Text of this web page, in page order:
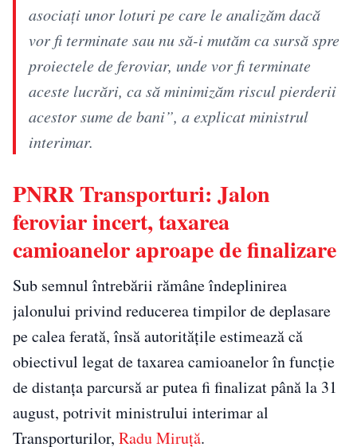
asociaţi unor loturi pe care le analizăm dacă
vor fi terminate sau nu să-i mutăm ca sursă spre
proiectele de feroviar, unde vor fi terminate
aceste lucrări, ca să minimizăm riscul pierderii
acestor sume de bani”, a explicat ministrul
interimar.
PNRR Transporturi: Jalon
feroviar incert, taxarea
camioanelor aproape de finalizare
Sub semnul întrebării rămâne îndeplinirea
jalonului privind reducerea timpilor de deplasare
pe calea ferată, însă autoritățile estimează că
obiectivul legat de taxarea camioanelor în funcție
de distanța parcursă ar putea fi finalizat până la 31
august, potrivit ministrului interimar al
Transporturilor, Radu Miruță.